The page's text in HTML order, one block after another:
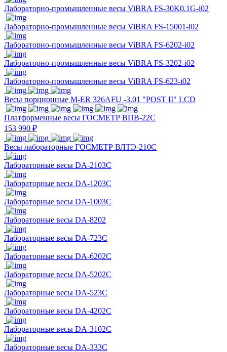
Лабораторно-промышленные весы ViBRA FS-30K0.1G-i02
Лабораторно-промышленные весы ViBRA FS-15001-i02
Лабораторно-промышленные весы ViBRA FS-6202-i02
Лабораторно-промышленные весы ViBRA FS-3202-i02
Лабораторно-промышленные весы ViBRA FS-623-i02
Весы порционные M-ER 326AFU -3.01 "POST II" LCD
Платформенные весы ГОСМЕТР ВПВ-22С
153 990 ₽
Весы лабораторные ГОСМЕТР ВЛТЭ-210С
Лабораторные весы DA-2103C
Лабораторные весы DA-1203C
Лабораторные весы DA-1003C
Лабораторные весы DA-8202
Лабораторные весы DA-723C
Лабораторные весы DA-6202C
Лабораторные весы DA-5202C
Лабораторные весы DA-523C
Лабораторные весы DA-4202C
Лабораторные весы DA-3102C
Лабораторные весы DA-333C